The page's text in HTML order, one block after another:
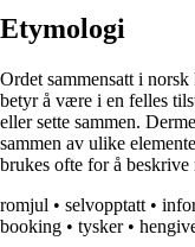
Etymologi
Ordet sammensatt i
betyr å være i en felles
eller sette sammen.
sammen av ulike
brukes ofte for å beskrive
romjul • selvopptatt •
booking • tysker•